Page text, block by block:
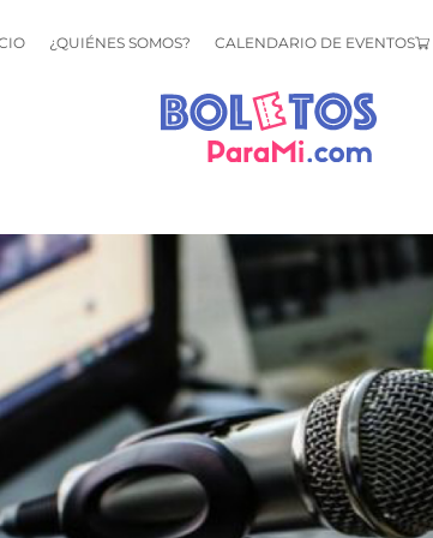
¿QUIÉNES SOMOS? CALENDARIO DE EVENTOS